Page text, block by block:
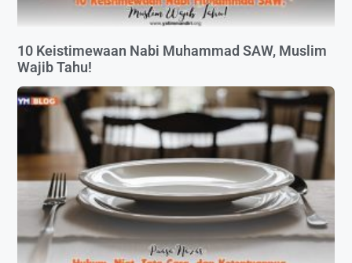
10 Keistimewaan Nabi Muhammad SAW, Muslim
Wajib Tahu!